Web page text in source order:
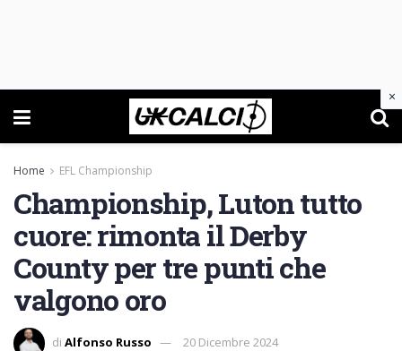
Home EFL Championship
Championship, Luton tutto
cuore: rimonta il Derby
County per tre punti che
valgono oro
di Alfonso Russo 20 Dicembre 2024
×